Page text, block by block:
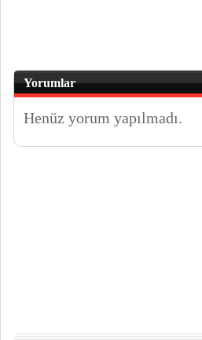
Yorumlar
Henüz yorum yapılmadı.